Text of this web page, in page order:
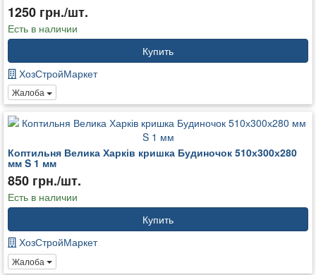
1250 грн./шт.
Есть в наличии
Купить
ХозСтройМаркет
Жалоба
Коптильня Велика Харків кришка Будиночок 510х300х280
мм S 1 мм
850 грн./шт.
Есть в наличии
Купить
ХозСтройМаркет
Жалоба